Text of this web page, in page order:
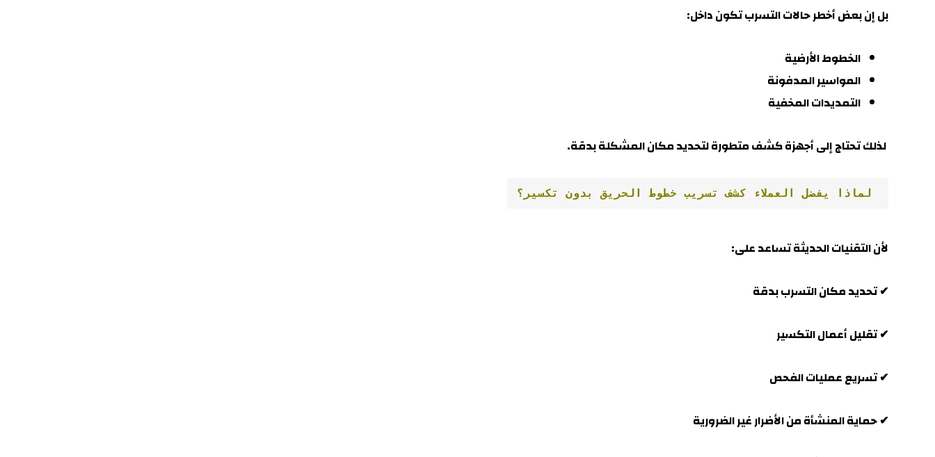
بل إن بعض أخطر حالات التسرب تكون داخل:
الخطوط الأرضية
المواسير المدفونة
التمديدات المخفية
لذلك تحتاج إلى أجهزة كشف متطورة لتحديد مكان المشكلة بدقة.
لماذا يفضل العملاء كشف تسريب خطوط الحريق بدون تكسير؟
لأن التقنيات الحديثة تساعد على:
✔ تحديد مكان التسرب بدقة
✔ تقليل أعمال التكسير
✔ تسريع عمليات الفحص
✔ حماية المنشأة من الأضرار غير الضرورية